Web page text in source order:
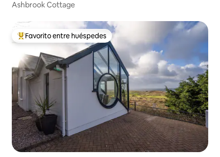
Ashbrook Cottage
Favorito entre huéspedes preferido
Favorito entre huéspedes